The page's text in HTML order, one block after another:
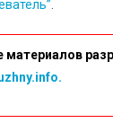
материалов